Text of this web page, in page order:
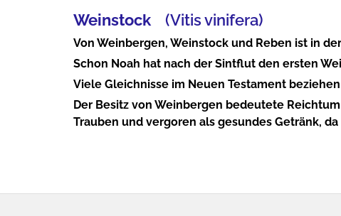
Weinstock (Vitis vinifera)
Von Weinbergen, Weinstock und Reben ist in
Schon Noah hat nach der Sintflut den ersten
Viele Gleichnisse im Neuen Testament
Der Besitz von Weinbergen bedeutete
Trauben und vergoren als gesundes Getränk,